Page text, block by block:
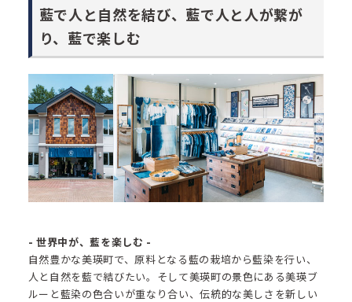
藍で人と自然を結び、藍で人と人が繋が
り、藍で楽しむ
- 世界中が、藍を楽しむ -
自然豊かな美瑛町で、原料となる藍の栽培から藍染を行い、
人と自然を藍で結びたい。そして美瑛町の景色にある美瑛ブ
ルーと藍染の色合いが重なり合い、伝統的な美しさを新しい